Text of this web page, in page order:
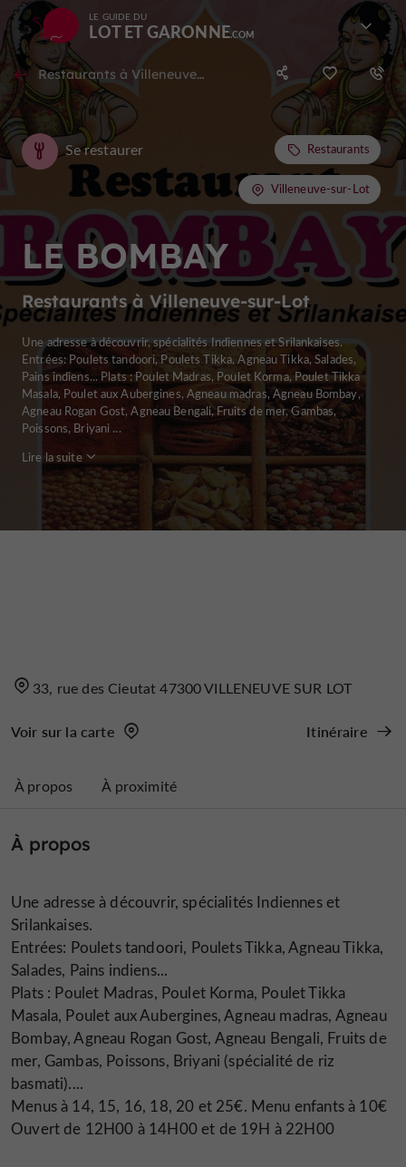
LE GUIDE DU
LOT ET GARONNE
Restaurants à Villeneuve-sur-Lot
LE BOMBAY
Restaurants à Villeneuve-sur-Lot
Se restaurer Restaurants
Villeneuve-sur-Lot
Une adresse à découvrir, spécialités Indiennes et Srilankaises.
Entrées: Poulets tandoori, Poulets Tikka, Agneau Tikka, Salades,
Pains indiens... Plats : Poulet Madras, Poulet Korma, Poulet Tikka
Masala, Poulet aux Aubergines, Agneau madras, Agneau Bombay,
Agneau Rogan Gost, Agneau Bengali, Fruits de mer, Gambas,
Poissons, Briyani ...
Lire la suite
33, rue des Cieutat 47300 VILLENEUVE SUR LOT
Voir sur la carte Itinéraire
À propos À proximité
À propos
Une adresse à découvrir, spécialités Indiennes et
Srilankaises.
Entrées: Poulets tandoori, Poulets Tikka, Agneau Tikka,
Salades, Pains indiens...
Plats : Poulet Madras, Poulet Korma, Poulet Tikka
Masala, Poulet aux Aubergines, Agneau madras, Agneau
Bombay, Agneau Rogan Gost, Agneau Bengali, Fruits de
mer, Gambas, Poissons, Briyani (spécialité de riz
basmati)....
Menus à 14, 15, 16, 18, 20 et 25€. Menu enfants à 10€
Ouvert de 12H00 à 14H00 et de 19H à 22H00